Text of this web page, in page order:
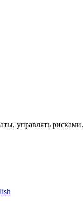
управлять рисками.